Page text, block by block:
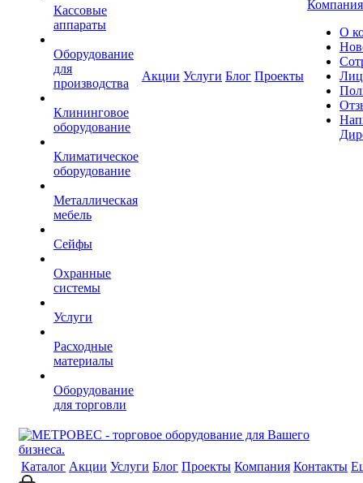
Кассовые
аппараты
Оборудование
для
производства
Клининговое
оборудование
Климатическое
оборудование
Металлическая
мебель
Сейфы
Охранные
системы
Услуги
Расходные
материалы
Оборудование
для торговли
Акции Услуги Блог Проекты
Компания
О
Каталог Акции Услуги Блог Проекты Компания Контакты